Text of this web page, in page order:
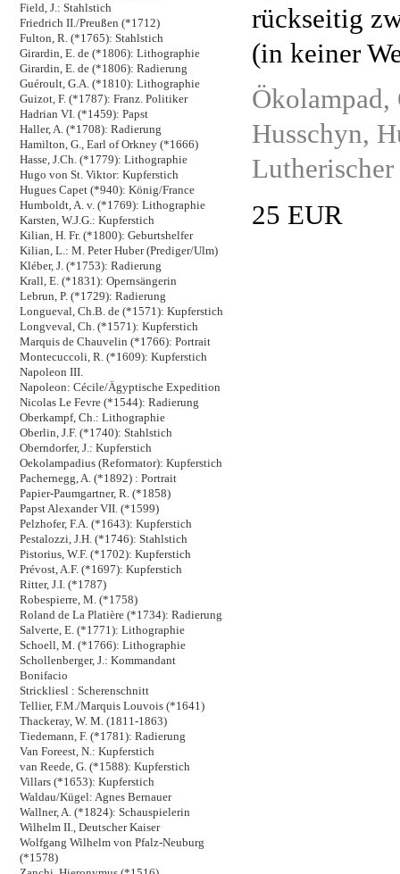
Field, J.: Stahlstich
Friedrich II./Preußen (*1712)
Fulton, R. (*1765): Stahlstich
Girardin, E. de (*1806): Lithographie
Girardin, E. de (*1806): Radierung
Guéroult, G.A. (*1810): Lithographie
Guizot, F. (*1787): Franz. Politiker
Hadrian VI. (*1459): Papst
Haller, A. (*1708): Radierung
Hamilton, G., Earl of Orkney (*1666)
Hasse, J.Ch. (*1779): Lithographie
Hugo von St. Viktor: Kupferstich
Hugues Capet (*940): König/France
Humboldt, A. v. (*1769): Lithographie
Karsten, W.J.G.: Kupferstich
Kilian, H. Fr. (*1800): Geburtshelfer
Kilian, L.: M. Peter Huber (Prediger/Ulm)
Kléber, J. (*1753): Radierung
Krall, E. (*1831): Opernsängerin
Lebrun, P. (*1729): Radierung
Longueval, Ch.B. de (*1571): Kupferstich
Longveval, Ch. (*1571): Kupferstich
Marquis de Chauvelin (*1766): Portrait
Montecuccoli, R. (*1609): Kupferstich
Napoleon III.
Napoleon: Cécile/Ägyptische Expedition
Nicolas Le Fevre (*1544): Radierung
Oberkampf, Ch.: Lithographie
Oberlin, J.F. (*1740): Stahlstich
Oberndorfer, J.: Kupferstich
Oekolampadius (Reformator): Kupferstich
Pachernegg, A. (*1892) : Portrait
Papier-Paumgartner, R. (*1858)
Papst Alexander VII. (*1599)
Pelzhofer, F.A. (*1643): Kupferstich
Pestalozzi, J.H. (*1746): Stahlstich
Pistorius, W.F. (*1702): Kupferstich
Prévost, A.F. (*1697): Kupferstich
Ritter, J.I. (*1787)
Robespierre, M. (*1758)
Roland de La Platière (*1734): Radierung
Salverte, E. (*1771): Lithographie
Schoell, M. (*1766): Lithographie
Schollenberger, J.: Kommandant
Bonifacio
Strickliesl : Scherenschnitt
Tellier, F.M./Marquis Louvois (*1641)
Thackeray, W. M. (1811-1863)
Tiedemann, F. (*1781): Radierung
Van Foreest, N.: Kupferstich
van Reede, G. (*1588): Kupferstich
Villars (*1653): Kupferstich
Waldau/Kügel: Agnes Bernauer
Wallner, A. (*1824): Schauspielerin
Wilhelm II., Deutscher Kaiser
Wolfgang Wilhelm von Pfalz-Neuburg
(*1578)
rückseitig
(in keiner
Ökolampad,
Husschyn,
25 EUR